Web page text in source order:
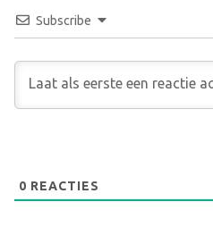
Subscribe
0 REACTIES